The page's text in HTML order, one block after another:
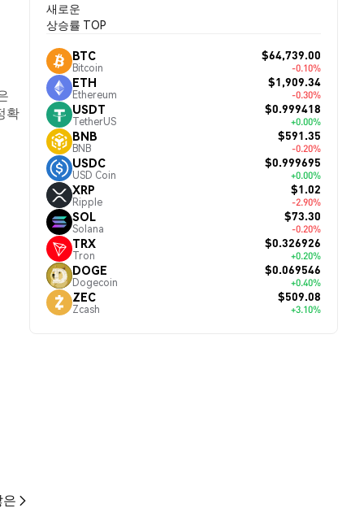
확
새로운
상승률 TOP
BTC
Bitcoin
$64,739.00
-0.10%
ETH
Ethereum
$1,909.34
-0.30%
USDT
TetherUS
$0.999418
+0.00%
BNB
BNB
$591.35
-0.20%
USDC
USD Coin
$0.999695
+0.00%
XRP
Ripple
$1.02
-2.90%
SOL
Solana
$73.30
-0.20%
TRX
Tron
$0.326926
+0.20%
DOGE
Dogecoin
$0.069546
+0.40%
ZEC
Zcash
$509.08
+3.10%